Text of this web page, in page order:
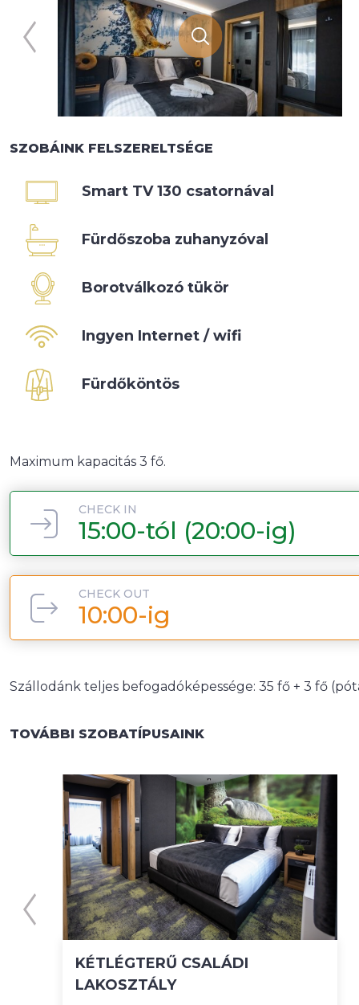
SZOBÁINK FELSZERELTSÉGE
Smart TV 130 csatornával
Fürdőszoba zuhanyzóval
Borotválkozó tükör
Ingyen Internet / wifi
Fürdőköntös
Maximum kapacitás 3 fő.
CHECK IN
15:00-tól (20:00-ig)
CHECK OUT
10:00-ig
Szállodánk teljes befogadóképessége: 35 fő + 3 fő
TOVÁBBI SZOBATÍPUSAINK
KÉT FŐS SZOBA
FRANCIAÁGGYAL VAGY